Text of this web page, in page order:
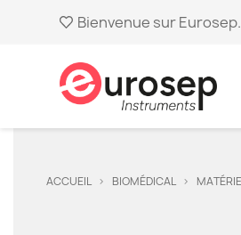
Bienvenue sur
ACCUEIL BIOMÉDICAL